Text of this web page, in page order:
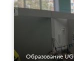
Образование